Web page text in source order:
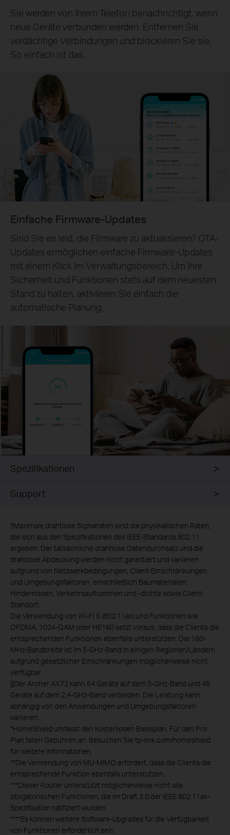
Sie werden von Ihrem Telefon benachrichtigt, wenn
neue Geräte verbunden werden. Entfernen Sie
verdächtige Verbindungen und blockieren Sie sie.
So einfach ist das.
Einfache Firmware-Updates
Sind Sie es leid, die Firmware zu aktualisieren? OTA-
Updates ermöglichen einfache Firmware-Updates
mit einem Klick im Verwaltungsbereich. Um Ihre
Sicherheit und Funktionen stets auf dem neuesten
Stand zu halten, aktivieren Sie einfach die
automatische Planung.
Spezifikationen
Support
†Maximale drahtlose Signalraten sind die physikalischen Raten,
die sich aus den Spezifikationen des IEEE-Standards 802.11
ergeben. Der tatsächliche drahtlose Datendurchsatz und die
drahtlose Abdeckung werden nicht garantiert und variieren
aufgrund von Netzwerkbedingungen, Client-Einschränkungen
und Umgebungsfaktoren, einschließlich Baumaterialien,
Hindernissen, Verkehrsaufkommen und -dichte sowie Client-
Standort.
Die Verwendung von Wi-Fi 6 (802.11ax) und Funktionen wie
OFDMA, 1024-QAM oder HE160 setzt voraus, dass die Clients die
entsprechenden Funktionen ebenfalls unterstützen. Die 160-
MHz-Bandbreite ist im 5-GHz-Band in einigen Regionen/Ländern
aufgrund gesetzlicher Einschränkungen möglicherweise nicht
verfügbar.
§Der Archer AX72 kann 64 Geräte auf dem 5-GHz-Band und 48
Geräte auf dem 2,4-GHz-Band verbinden. Die Leistung kann
abhängig von den Anwendungen und Umgebungsfaktoren
variieren.
*HomeShield umfasst den kostenlosen Basisplan. Für den Pro
Plan fallen Gebühren an. Besuchen Sie tp-link.com/homeshield
für weitere Informationen.
**Die Verwendung von MU-MIMO erfordert, dass die Clients die
entsprechende Funktion ebenfalls unterstützen.
***Dieser Router unterstützt möglicherweise nicht alle
obligatorischen Funktionen, die im Draft 3.0 der IEEE 802.11ax-
Spezifikation ratifiziert wurden.
****Es können weitere Software-Upgrades für die Verfügbarkeit
von Funktionen erforderlich sein.